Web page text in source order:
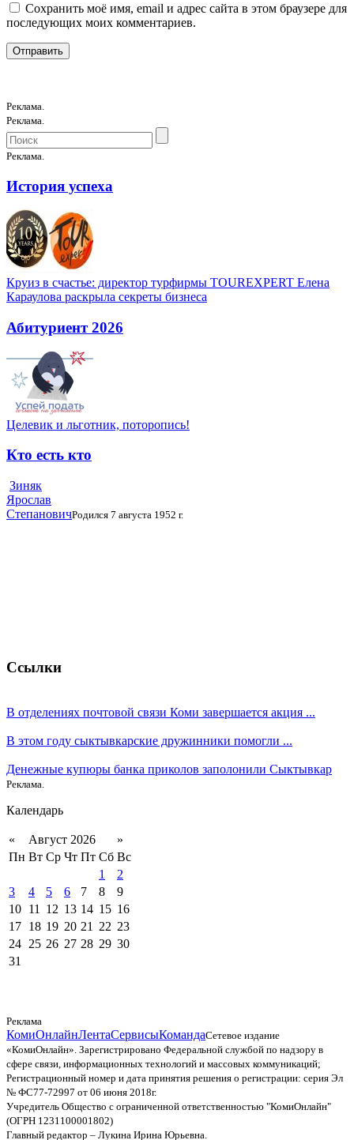
Сохранить моё имя, email и адрес сайта в этом браузере для
последующих моих комментариев.
Реклама.
Реклама.
Реклама.
История успеха
Круиз в счастье: директор турфирмы TOUREXPERT Елена
Караулова раскрыла секреты бизнеса
Абитуриент 2026
Целевик и льготник, поторопись!
Кто есть кто
Зиняк
Ярослав
СтепановичРодился 7 августа 1952 г.
Ссылки
В отделениях почтовой связи Коми завершается акция ...
В этом году сыктывкарские дружинники помогли ...
Денежные купюры банка приколов заполонили Сыктывкар
Реклама.
Календарь
« Август 2026
»
Пн Вт Ср Чт Пт Сб Вс
1
2
3
4 5 6 7 8
9
10 11 12 13 14 15 16
17 18 19 20 21 22 23
24 25 26 27 28 29 30
31
Реклама
КомиОнлайнЛентаСервисыКомандаСетевое издание
«КомиОнлайн». Зарегистрировано Федеральной службой по надзору в
сфере связи, информационных технологий и массовых коммуникаций;
Регистрационный номер и дата принятия решения о регистрации: серия Эл
№ ФС77-72997 от 06 июня 2018г.
Учредитель Общество с ограниченной ответственностью "КомиОнлайн"
(ОГРН 1231100001802)
Главный редактор – Лукина Ирина Юрьевна.